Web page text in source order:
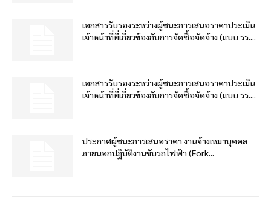
เอกสารรับรองระหว่างผู้ชนะการเสนอราคาประเมิน
เจ้าหน้าที่ที่เกี่ยวข้องกับการจัดซื้อจัดจ้าง (แบบ รร....
เอกสารรับรองระหว่างผู้ชนะการเสนอราคาประเมิน
เจ้าหน้าที่ที่เกี่ยวข้องกับการจัดซื้อจัดจ้าง (แบบ รร....
ประกาศผู้ชนะการเสนอราคา งานจ้างเหมาบุคคล
ภายนอกปฏิบัติงานขับรถไฟฟ้า (Fork...